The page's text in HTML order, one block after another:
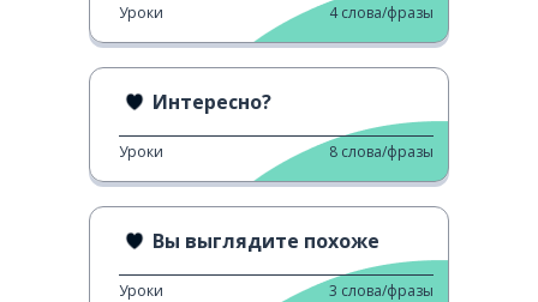
Уроки 4 слова/фразы
Интересно?
Уроки 8 слова/фразы
Вы выглядите похоже
Уроки 3 слова/фразы